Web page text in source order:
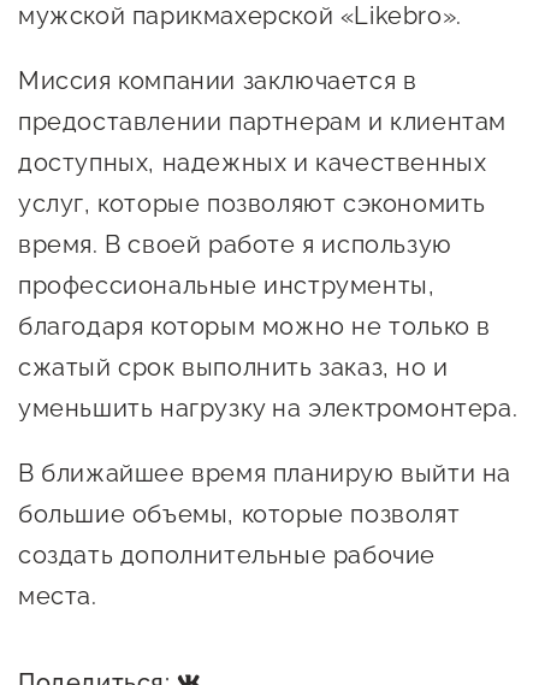
Образовательная поддержка
технологического
предпринимательства
Поддержка социальных
предпринимателей
Финансовая поддержка
Меры поддержки в условиях
давления
Центры поддержки
мужской парикмахерской «Likebro».
Миссия компании заключается в
предоставлении партнерам и клиентам
доступных, надежных и качественных
услуг, которые позволяют сэкономить
время. В своей работе я использую
профессиональные инструменты,
благодаря которым можно не только в
сжатый срок выполнить заказ, но и
уменьшить нагрузку на электромонтера.
В ближайшее время планирую выйти на
большие объемы, которые позволят
создать дополнительные рабочие
места.